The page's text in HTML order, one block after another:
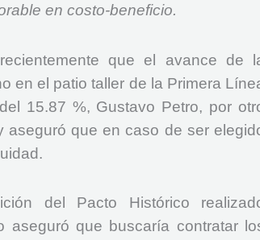
en costo-beneficio.
que el avance de
en el patio taller de la Primera
15.87 %, Gustavo Petro, por
aseguró que en caso de ser
del Pacto Histórico
aseguró que buscaría contratar